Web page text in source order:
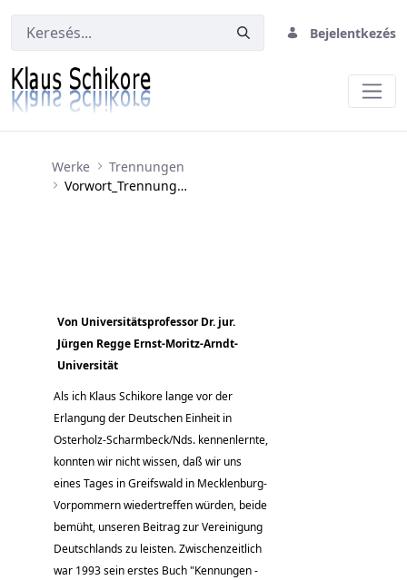
Bejelentkezés
Werke
Trennungen
Vorwort_Trennungen
Von Universitätsprofessor Dr. jur.
Jürgen Regge Ernst-Moritz-Arndt-
Universität
Als ich Klaus Schikore lange vor der
Erlangung der Deutschen Einheit in
Osterholz-Scharmbeck/Nds. kennenlernte,
konnten wir nicht wissen, daß wir uns
eines Tages in Greifswald in Mecklenburg-
Vorpommern wiedertreffen würden, beide
bemüht, unseren Beitrag zur Vereinigung
Deutschlands zu leisten. Zwischenzeitlich
war 1993 sein erstes Buch "Kennungen -